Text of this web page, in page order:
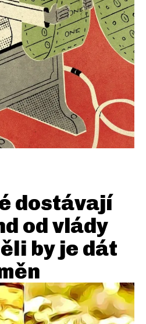
dostávají
od vlády
by je dát